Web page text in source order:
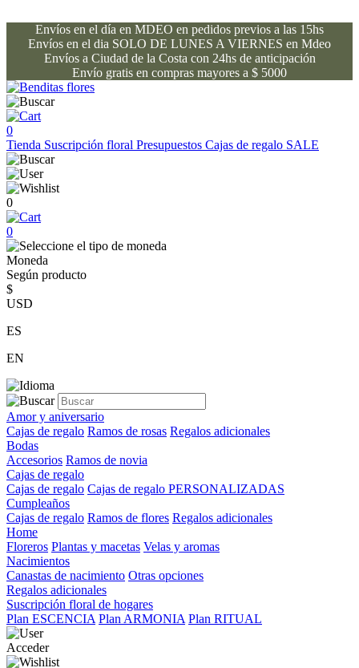
Envíos en el día en MDEO en pedidos previos a las 15hs
Envíos en el dia SOLO DE LUNES A VIERNES en Mdeo
Envíos a Ciudad de la Costa con 24hs de anticipación
Envío gratis en compras mayores a $ 5000
0
Tienda Suscripción floral Presupuestos Cajas de regalo SALE
0
0
Moneda
Según producto
$
USD
ES
EN
Amor y aniversario
Cajas de regalo Ramos de rosas Regalos adicionales
Bodas
Accesorios Ramos de novia
Cajas de regalo
Cajas de regalo Cajas de regalo PERSONALIZADAS
Cumpleaños
Cajas de regalo Ramos de flores Regalos adicionales
Home
Floreros Plantas y macetas Velas y aromas
Nacimientos
Canastas de nacimiento Otras opciones
Regalos adicionales
Suscripción floral de hogares
Plan ESCENCIA Plan ARMONIA Plan RITUAL
Acceder